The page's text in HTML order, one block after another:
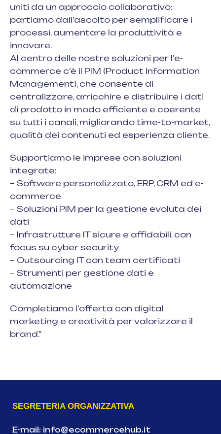
uniti da un approccio collaborativo:
partiamo dall’ascolto per semplificare i
processi, aumentare la produttività e
innovare.
Al centro delle nostre soluzioni per l’e-
commerce c’è il PIM (Product Information
Management), che consente di
centralizzare, arricchire e distribuire i dati
di prodotto in modo efficiente e coerente
su tutti i canali, migliorando time-to-market,
qualità dei contenuti ed esperienza cliente.
Supportiamo le imprese con soluzioni
integrate:
– Software personalizzato, ERP, CRM ed e-
commerce
– Soluzioni PIM per la gestione evoluta dei
dati
– Infrastrutture IT sicure e affidabili, con
focus su cyber security
– Outsourcing IT con team certificati
– Strumenti per gestione dati e
automazione
Completiamo l’offerta con digital
marketing e creatività per valorizzare il
brand.”
SEGRETERIA ORGANIZZATIVA
E-mail: info@ecommercehub.it